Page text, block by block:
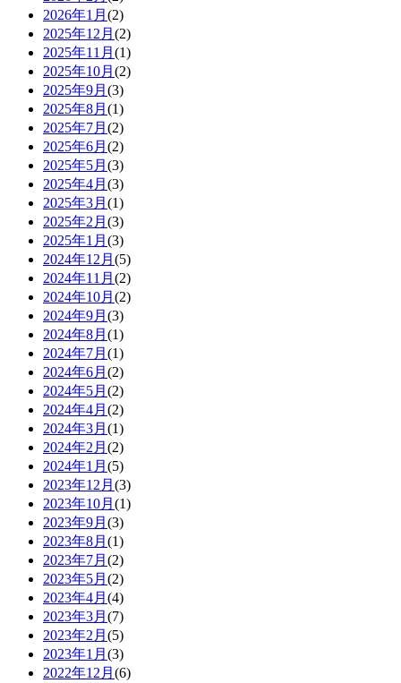
2026年1月 (2)
2025年12月 (2)
2025年11月 (1)
2025年10月 (2)
2025年9月 (3)
2025年8月 (1)
2025年7月 (2)
2025年6月 (2)
2025年5月 (3)
2025年4月 (3)
2025年3月 (1)
2025年2月 (3)
2025年1月 (3)
2024年12月 (5)
2024年11月 (2)
2024年10月 (2)
2024年9月 (3)
2024年8月 (1)
2024年7月 (1)
2024年6月 (2)
2024年5月 (2)
2024年4月 (2)
2024年3月 (1)
2024年2月 (2)
2024年1月 (5)
2023年12月 (3)
2023年10月 (1)
2023年9月 (3)
2023年8月 (1)
2023年7月 (2)
2023年5月 (2)
2023年4月 (4)
2023年3月 (7)
2023年2月 (5)
2023年1月 (3)
2022年12月 (6)